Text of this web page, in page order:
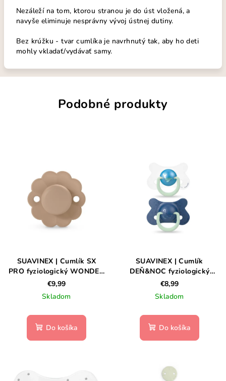
Nezáleží na tom, ktorou stranou je do úst vložená, a
navyše eliminuje nesprávny vývoj ústnej dutiny.
Bez krúžku - tvar cumlíka je navrhnutý tak, aby ho deti
mohly vkladať/vydávať samy.
Podobné produkty
SUAVINEX | Cumlík SX
PRO fyziologický WONDER
0/6m -Cork
€9,99
Skladom
Do košíka
SUAVINEX | Cumlík
DEŇ&NOC fyziologický
silikon 4-18m 2ks - modrá
veľryba
€8,99
Skladom
Do košíka